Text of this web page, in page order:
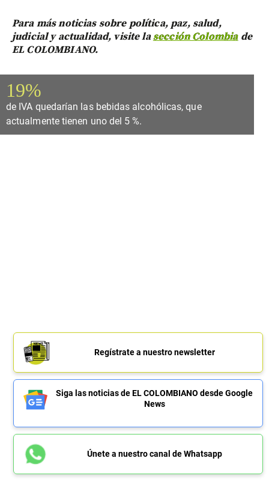
Para más noticias sobre política, paz, salud,
judicial y actualidad, visite lasección Colombiade
EL COLOMBIANO.
19%
de IVA quedarían las bebidas alcohólicas, que
actualmente tienen uno del 5 %.
Regístrate a nuestro newsletter
Siga las noticias de EL COLOMBIANO desde Google
News
Únete a nuestro canal de Whatsapp